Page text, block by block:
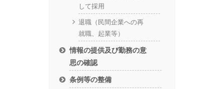
して採用
退職（民間企業への再
就職、起業等）
情報の提供及び勤務の意
思の確認
条例等の整備